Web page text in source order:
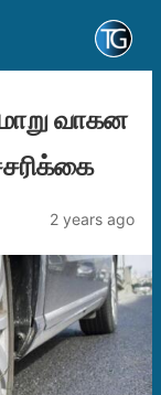
வாகன
2 years ago